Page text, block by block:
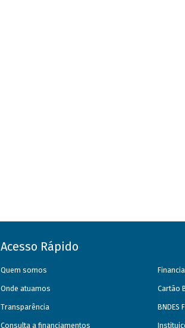
Acesso Rápido
Quem somos
Onde atuamos
Transparência
Consulta a financiamentos
Cartão
BNDES